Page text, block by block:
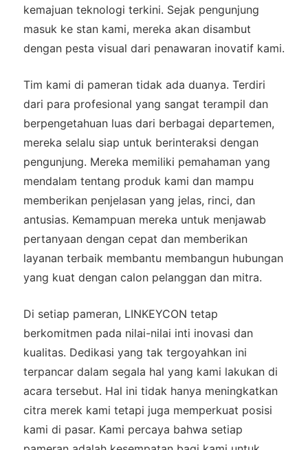
kemajuan teknologi terkini. Sejak pengunjung
masuk ke stan kami, mereka akan disambut
dengan pesta visual dari penawaran inovatif kami.
Tim kami di pameran tidak ada duanya. Terdiri
dari para profesional yang sangat terampil dan
berpengetahuan luas dari berbagai departemen,
mereka selalu siap untuk berinteraksi dengan
pengunjung. Mereka memiliki pemahaman yang
mendalam tentang produk kami dan mampu
memberikan penjelasan yang jelas, rinci, dan
antusias. Kemampuan mereka untuk menjawab
pertanyaan dengan cepat dan memberikan
layanan terbaik membantu membangun hubungan
yang kuat dengan calon pelanggan dan mitra.
Di setiap pameran, LINKEYCON tetap
berkomitmen pada nilai-nilai inti inovasi dan
kualitas. Dedikasi yang tak tergoyahkan ini
terpancar dalam segala hal yang kami lakukan di
acara tersebut. Hal ini tidak hanya meningkatkan
citra merek kami tetapi juga memperkuat posisi
kami di pasar. Kami percaya bahwa setiap